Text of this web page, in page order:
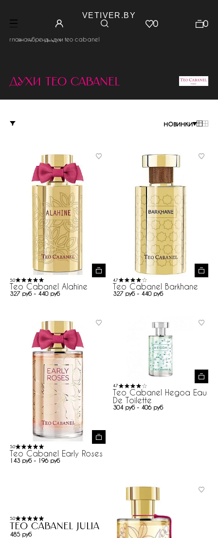
VETIVER.BY
0 0
главная.бренды.духи teo cabanel
духи teo cabanel
новинки
5.0
Teo Cabanel Alahine
327 руб - 440 руб
4.7
Teo Cabanel Barkhane
327 руб - 440 руб
5.0
Teo Cabanel Early Roses
143 руб - 196 руб
4.7
Teo Cabanel Hegoa Eau
De Toilette
304 руб - 406 руб
5.0
Teo Cabanel Julia
485 руб